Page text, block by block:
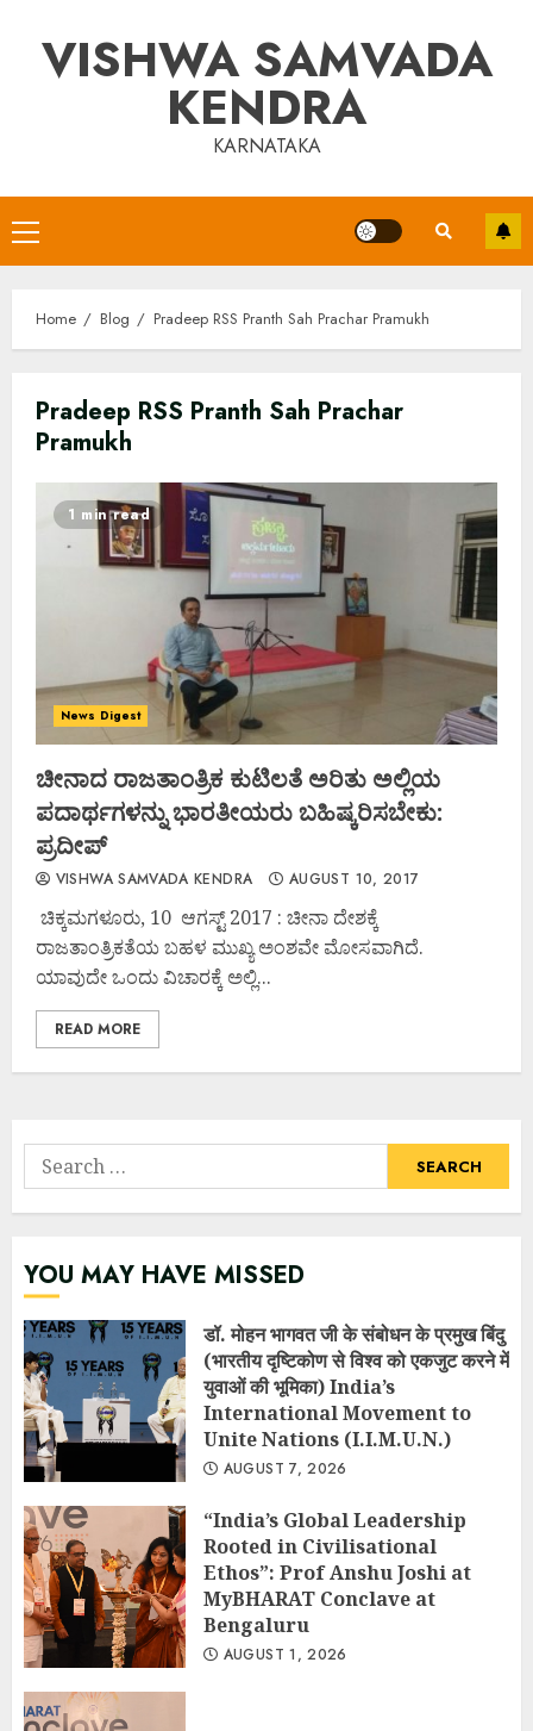
contentVISHWA SAMVADA
KENDRA
KARNATAKA
Primary
Menu
Home Blog Pradeep RSS Pranth Sah Prachar Pramukh
Pradeep RSS Pranth Sah Prachar
Pramukh
1 min read
News Digest
ಚೀನಾದ ರಾಜತಾಂತ್ರಿಕ ಕುಟಿಲತೆ ಅರಿತು ಅಲ್ಲಿಯ
ಪದಾರ್ಥಗಳನ್ನು ಭಾರತೀಯರು ಬಹಿಷ್ಕರಿಸಬೇಕು:
ಪ್ರದೀಪ್
VISHWA SAMVADA KENDRA AUGUST 10, 2017
ಚಿಕ್ಕಮಗಳೂರು, 10 ಆಗಸ್ಟ್ 2017 : ಚೀನಾ ದೇಶಕ್ಕೆ
ರಾಜತಾಂತ್ರಿಕತೆಯ ಬಹಳ ಮುಖ್ಯ ಅಂಶವೇ ಮೋಸವಾಗಿದೆ.
ಯಾವುದೇ ಒಂದು ವಿಚಾರಕ್ಕೆ ಅಲ್ಲಿ...
READ MORE
Search
for:
YOU MAY HAVE MISSED
डॉ. मोहन भागवत जी के संबोधन के प्रमुख बिंदु
(भारतीय दृष्टिकोण से विश्व को एकजुट करने में
युवाओं की भूमिका) India’s
International Movement to
Unite Nations (I.I.M.U.N.)
AUGUST 7, 2026
“India’s Global Leadership
Rooted in Civilisational
Ethos”: Prof Anshu Joshi at
MyBHARAT Conclave at
Bengaluru
AUGUST 1, 2026